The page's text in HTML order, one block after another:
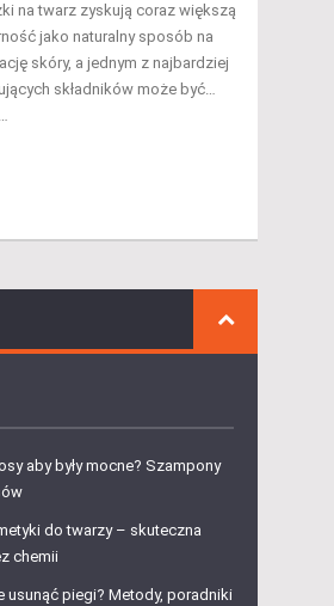
na twarz zyskują coraz większą
jako naturalny sposób na
skóry, a jednym z najbardziej
składników może być…
aby były mocne? Szampony
do twarzy – skuteczna
chemii
usunąć piegi? Metody, poradniki